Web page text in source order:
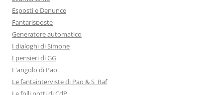
Esposti e Denunce
Fantarisposte
Generatore automatico
I dialoghi di Simone
I pensieri di GG
L'angolo di Pao
Le fantainterviste di Pao & S_Raf